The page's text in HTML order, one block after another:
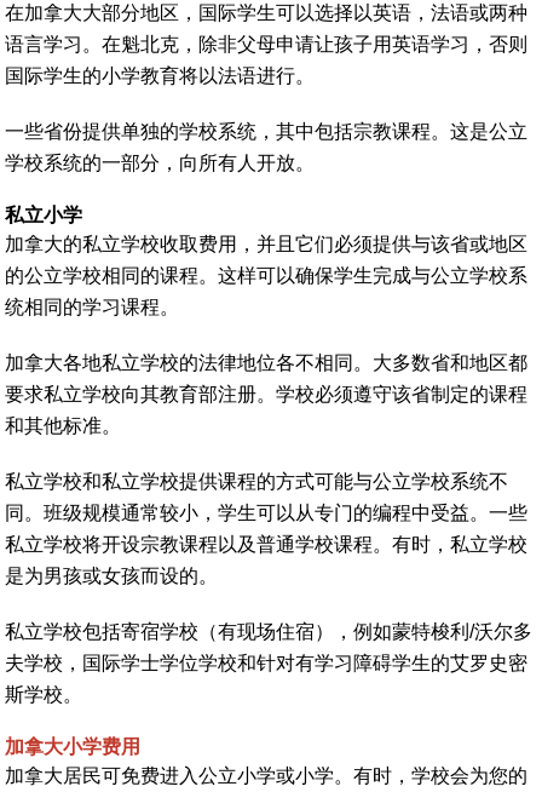
在加拿大大部分地区，国际学生可以选择以英语，法语或两种
语言学习。在魁北克，除非父母申请让孩子用英语学习，否则
国际学生的小学教育将以法语进行。
一些省份提供单独的学校系统，其中包括宗教课程。这是公立
学校系统的一部分，向所有人开放。
私立小学
加拿大的私立学校收取费用，并且它们必须提供与该省或地区
的公立学校相同的课程。这样可以确保学生完成与公立学校系
统相同的学习课程。
加拿大各地私立学校的法律地位各不相同。大多数省和地区都
要求私立学校向其教育部注册。学校必须遵守该省制定的课程
和其他标准。
私立学校和私立学校提供课程的方式可能与公立学校系统不
同。班级规模通常较小，学生可以从专门的编程中受益。一些
私立学校将开设宗教课程以及普​​通学校课程。有时，私立学校
是为男孩或女孩而设的。
私立学校包括寄宿学校（有现场住宿），例如蒙特梭利/沃尔多
夫学校，国际学士学位学校和针对有学习障碍学生的艾罗史密
斯学校。
加拿大小学费用
加拿大居民可免费进入公立小学或小学。有时，学校会为您的